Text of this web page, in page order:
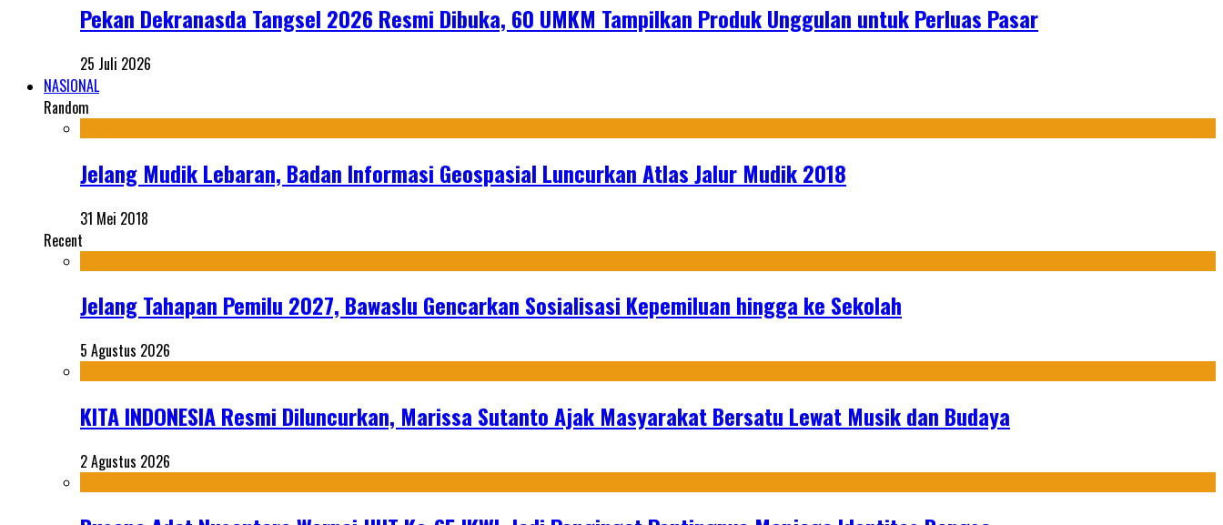
Pekan Dekranasda Tangsel 2026 Resmi Dibuka, 60 UMKM Tampilkan Produk Unggulan untuk Perluas Pasar
25 Juli 2026
NASIONAL
Random
Jelang Mudik Lebaran, Badan Informasi Geospasial Luncurkan Atlas Jalur Mudik 2018
31 Mei 2018
Recent
Jelang Tahapan Pemilu 2027, Bawaslu Gencarkan Sosialisasi Kepemiluan hingga ke Sekolah
5 Agustus 2026
KITA INDONESIA Resmi Diluncurkan, Marissa Sutanto Ajak Masyarakat Bersatu Lewat Musik dan Budaya
2 Agustus 2026